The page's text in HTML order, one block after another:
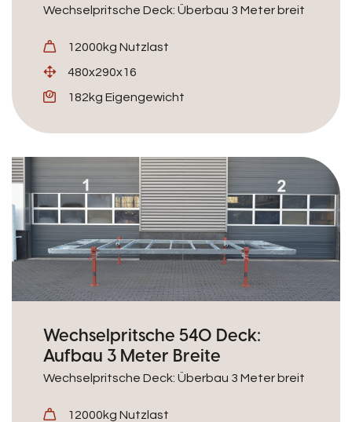
Wechselpritsche Deck: Überbau 3 Meter breit
12000kg Nutzlast
480x290x16
182kg Eigengewicht
Wechselpritsche 540 Deck:
Aufbau 3 Meter Breite
Wechselpritsche Deck: Überbau 3 Meter breit
12000kg Nutzlast